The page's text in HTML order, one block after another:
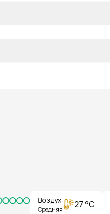
Воздух
Средняя 27 °C